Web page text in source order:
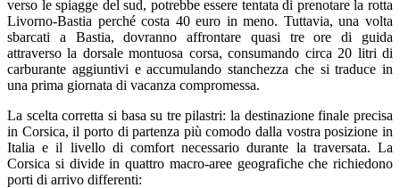
verso le spiagge del sud, potrebbe essere tentata di prenotare la rotta
Livorno-Bastia perché costa 40 euro in meno. Tuttavia, una volta
sbarcati a Bastia, dovranno affrontare quasi tre ore di guida
attraverso la dorsale montuosa corsa, consumando circa 20 litri di
carburante aggiuntivi e accumulando stanchezza che si traduce in
una prima giornata di vacanza compromessa.
La scelta corretta si basa su tre pilastri: la destinazione finale precisa
in Corsica, il porto di partenza più comodo dalla vostra posizione in
Italia e il livello di comfort necessario durante la traversata. La
Corsica si divide in quattro macro-aree geografiche che richiedono
porti di arrivo differenti: